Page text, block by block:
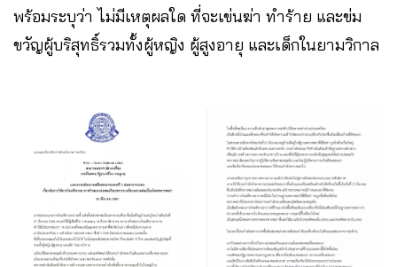
พร้อมระบุว่า ไม่มีเหตุผลใด ที่จะเข่นฆ่า ทำร้าย และข่ม
ขวัญผู้บริสุทธิ์รวมทั้งผู้หญิง ผู้สูงอายุ และเด็กในยามวิกาล